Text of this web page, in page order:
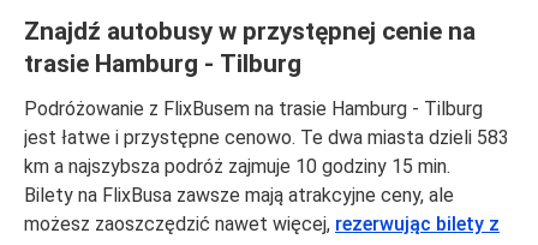
Znajdź autobusy w przystępnej cenie na
trasie Hamburg - Tilburg
Podróżowanie z FlixBusem na trasie Hamburg - Tilburg
jest łatwe i przystępne cenowo. Te dwa miasta dzieli 583
km a najszybsza podróż zajmuje 10 godziny 15 min.
Bilety na FlixBusa zawsze mają atrakcyjne ceny, ale
możesz zaoszczędzić nawet więcej, rezerwując bilety z